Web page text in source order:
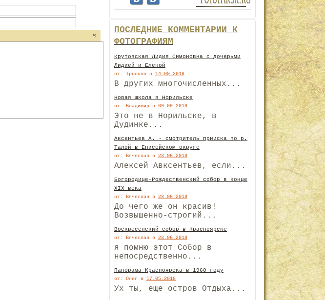
ПОСЛЕДНИЕ КОММЕНТАРИИ К
ФОТОГРАФИЯМ
Крутовская Лидия Симоновна с дочерьми
Лидией и Еленой
от: Трололо в 14.09.2018
В других многочисленных...
Новая школа в Норильске
от: Владимир в 09.09.2018
Это не в Норильске, в
Дудинке...
Аксентьев А. - смотритель прииска по р.
Талой в Енисейском округе
от: Вячеслав в 23.06.2018
Алексей Авксентьев, если...
Богородице-Рождественский собор в конце
XIX века
от: Вячеслав в 23.06.2018
До чего же он красив!
Возвышенно-строгий...
Воскресенский собор в Красноярске
от: Вячеслав в 23.06.2018
я помню этот Собор в
непосредственно...
Панорама Красноярска в 1960 году
от: Олег в 17.05.2018
Ух ты, еще остров Отдыха...